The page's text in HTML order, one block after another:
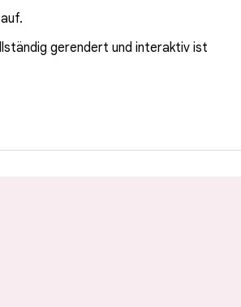
gerendert und interaktiv ist